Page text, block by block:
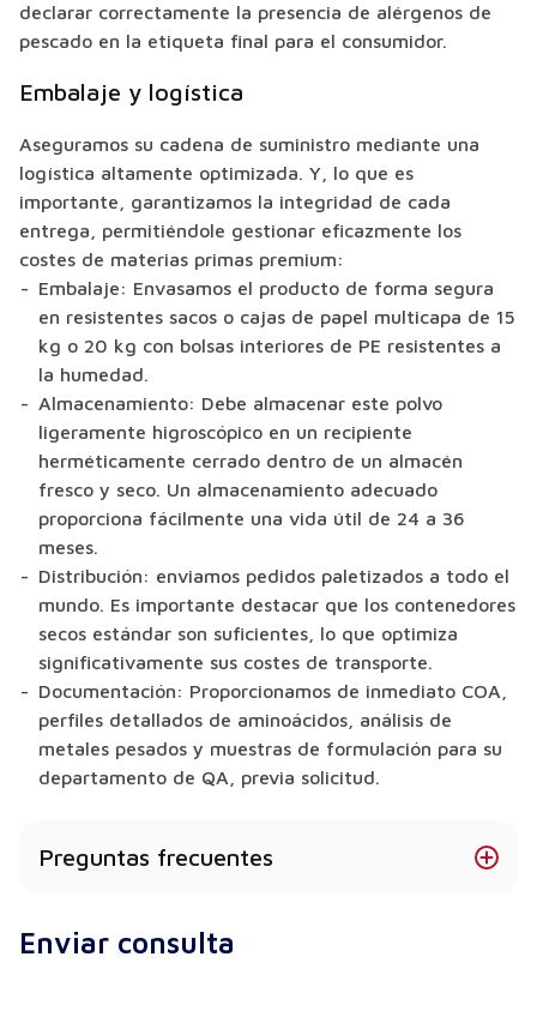
declarar correctamente la presencia de alérgenos de
pescado en la etiqueta final para el consumidor.
Embalaje y logística
Aseguramos su cadena de suministro mediante una
logística altamente optimizada. Y, lo que es
importante, garantizamos la integridad de cada
entrega, permitiéndole gestionar eficazmente los
costes de materias primas premium:
Embalaje: Envasamos el producto de forma segura
en resistentes sacos o cajas de papel multicapa de 15
kg o 20 kg con bolsas interiores de PE resistentes a
la humedad.
Almacenamiento: Debe almacenar este polvo
ligeramente higroscópico en un recipiente
herméticamente cerrado dentro de un almacén
fresco y seco. Un almacenamiento adecuado
proporciona fácilmente una vida útil de 24 a 36
meses.
Distribución: enviamos pedidos paletizados a todo el
mundo. Es importante destacar que los contenedores
secos estándar son suficientes, lo que optimiza
significativamente sus costes de transporte.
Documentación: Proporcionamos de inmediato COA,
perfiles detallados de aminoácidos, análisis de
metales pesados y muestras de formulación para su
departamento de QA, previa solicitud.
Preguntas frecuentes
colágeno de pescado y el colágeno bovino?
Enviar consulta